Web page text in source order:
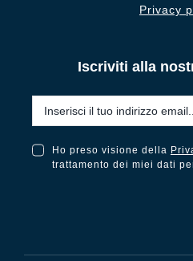
Privacy
Iscriviti alla
Ho preso visione della
trattamento dei miei dati